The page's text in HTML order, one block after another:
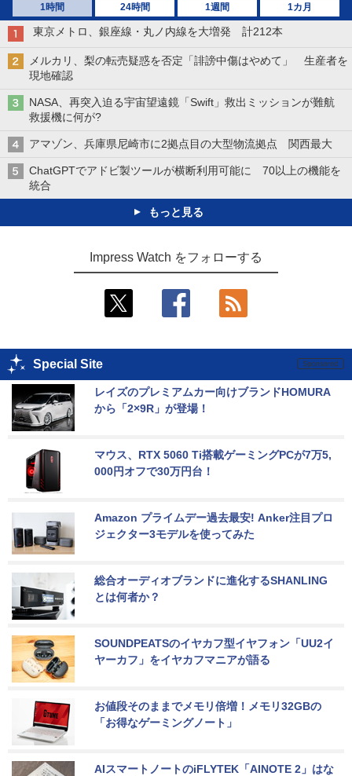
1時間 24時間 1週間 1カ月
東京メトロ、銀座線・丸ノ内線を大増発 計212本
メルカリ、梨の転売疑惑を否定「誹謗中傷はやめて」 生産者を
現地確認
NASA、再突入迫る宇宙望遠鏡「Swift」救出ミッションが難航
救援機に何が?
アマゾン、兵庫県尼崎市に2拠点目の大型物流拠点 関西最大
ChatGPTでアドビ製ツールが横断利用可能に 70以上の機能を
統合
もっと見る
Impress Watch をフォローする
Special Site
レイズのプレミアムカー向けブランドHOMURA
から「2×9R」が登場！
マウス、RTX 5060 Ti搭載ゲーミングPCが7万5,
000円オフで30万円台！
Amazon プライムデー過去最安! Anker注目プロ
ジェクター3モデルを使ってみた
総合オーディオブランドに進化するSHANLING
とは何者か？
SOUNDPEATSのイヤカフ型イヤフォン「UU2イ
ヤーカフ」をイヤカフマニアが語る
お値段そのままでメモリ倍増！メモリ32GBの
「お得なゲーミングノート」
AIスマートノートのiFLYTEK「AINOTE 2」はな